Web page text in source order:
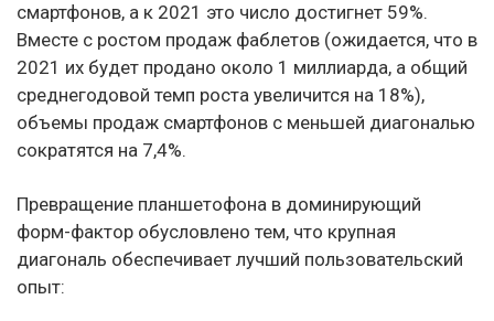
смартфонов, а к 2021 это число достигнет 59%.
Вместе с ростом продаж фаблетов (ожидается, что в
2021 их будет продано около 1 миллиарда, а общий
среднегодовой темп роста увеличится на 18%),
объемы продаж смартфонов с меньшей диагональю
сократятся на 7,4%.
Превращение планшетофона в доминирующий
форм-фактор обусловлено тем, что крупная
диагональ обеспечивает лучший пользовательский
опыт: